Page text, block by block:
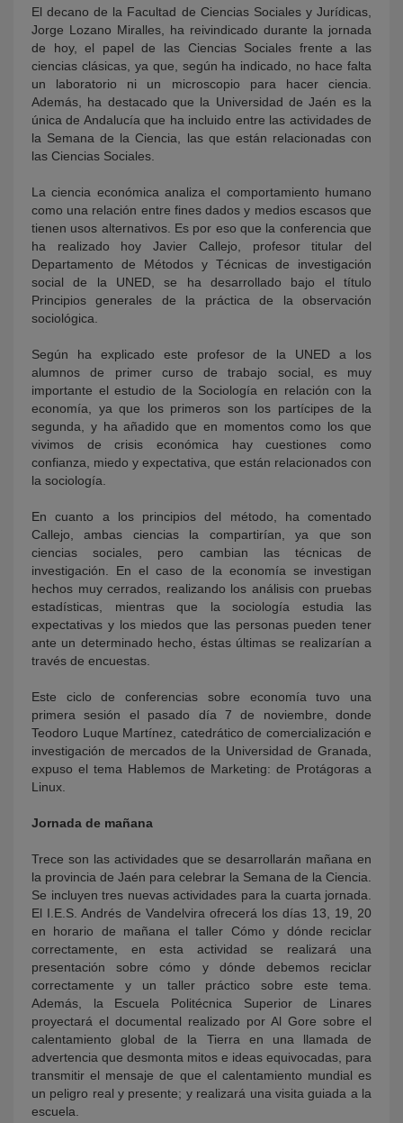
El decano de la Facultad de Ciencias Sociales y Jurídicas,
Jorge Lozano Miralles, ha reivindicado durante la jornada
de hoy, el papel de las Ciencias Sociales frente a las
ciencias clásicas, ya que, según ha indicado, no hace falta
un laboratorio ni un microscopio para hacer ciencia.
Además, ha destacado que la Universidad de Jaén es la
única de Andalucía que ha incluido entre las actividades de
la Semana de la Ciencia, las que están relacionadas con
las Ciencias Sociales.
La ciencia económica analiza el comportamiento humano
como una relación entre fines dados y medios escasos que
tienen usos alternativos. Es por eso que la conferencia que
ha realizado hoy Javier Callejo, profesor titular del
Departamento de Métodos y Técnicas de investigación
social de la UNED, se ha desarrollado bajo el título
Principios generales de la práctica de la observación
sociológica.
Según ha explicado este profesor de la UNED a los
alumnos de primer curso de trabajo social, es muy
importante el estudio de la Sociología en relación con la
economía, ya que los primeros son los partícipes de la
segunda, y ha añadido que en momentos como los que
vivimos de crisis económica hay cuestiones como
confianza, miedo y expectativa, que están relacionados con
la sociología.
En cuanto a los principios del método, ha comentado
Callejo, ambas ciencias la compartirían, ya que son
ciencias sociales, pero cambian las técnicas de
investigación. En el caso de la economía se investigan
hechos muy cerrados, realizando los análisis con pruebas
estadísticas, mientras que la sociología estudia las
expectativas y los miedos que las personas pueden tener
ante un determinado hecho, éstas últimas se realizarían a
través de encuestas.
Este ciclo de conferencias sobre economía tuvo una
primera sesión el pasado día 7 de noviembre, donde
Teodoro Luque Martínez, catedrático de comercialización e
investigación de mercados de la Universidad de Granada,
expuso el tema Hablemos de Marketing: de Protágoras a
Linux.
Jornada de mañana
Trece son las actividades que se desarrollarán mañana en
la provincia de Jaén para celebrar la Semana de la Ciencia.
Se incluyen tres nuevas actividades para la cuarta jornada.
El I.E.S. Andrés de Vandelvira ofrecerá los días 13, 19, 20
en horario de mañana el taller Cómo y dónde reciclar
correctamente, en esta actividad se realizará una
presentación sobre cómo y dónde debemos reciclar
correctamente y un taller práctico sobre este tema.
Además, la Escuela Politécnica Superior de Linares
proyectará el documental realizado por Al Gore sobre el
calentamiento global de la Tierra en una llamada de
advertencia que desmonta mitos e ideas equivocadas, para
transmitir el mensaje de que el calentamiento mundial es
un peligro real y presente; y realizará una visita guiada a la
escuela.